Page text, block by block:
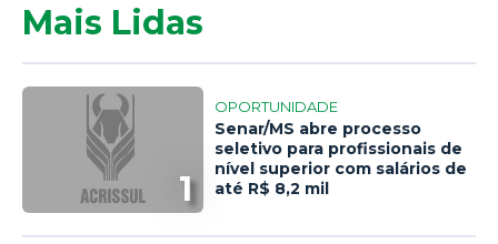
Mais Lidas
1
OPORTUNIDADE
Senar/MS abre processo
seletivo para profissionais de
nível superior com salários de
até R$ 8,2 mil